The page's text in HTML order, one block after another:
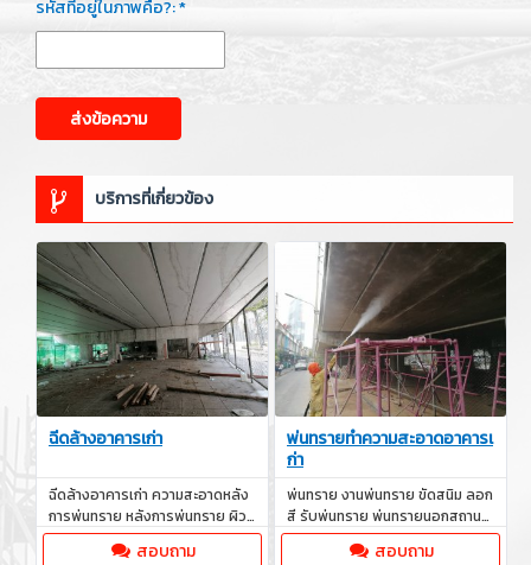
รหัสที่อยู่ในภาพคือ?: *
ส่งข้อความ
บริการที่เกี่ยวข้อง
ฉีดล้างอาคารเก่า
ฉีดล้างอาคารเก่า ความสะอาดหลัง
การพ่นทราย หลังการพ่นทราย ผิว
ของชิ้นงานจะดูสะอาด
สอบถาม
พ่นทรายทำความสะอาดอาคารเ
ก่า
พ่นทราย งานพ่นทราย ขัดสนิม ลอก
สี รับพ่นทราย พ่นทรายนอกสถานที่
บริการพ่นทราย รับเหมาพ่นทราย
สอบถาม